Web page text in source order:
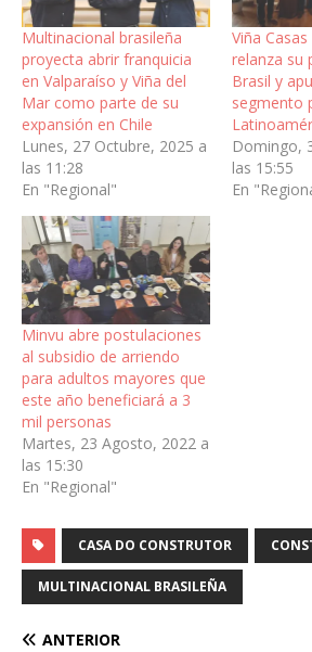
Multinacional brasileña
proyecta abrir franquicia
en Valparaíso y Viña del
Mar como parte de su
expansión en Chile
Lunes, 27 Octubre, 2025 a
las 11:28
En "Regional"
Viña
relanza su
Brasil y
segmento
Domingo,
las 15:55
En
Minvu abre postulaciones
al subsidio de arriendo
para adultos mayores que
este año beneficiará a 3
mil personas
Martes, 23 Agosto, 2022 a
las 15:30
En "Regional"
CASA DO CONSTRUTOR
MULTINACIONAL BRASILEÑA
ANTERIOR